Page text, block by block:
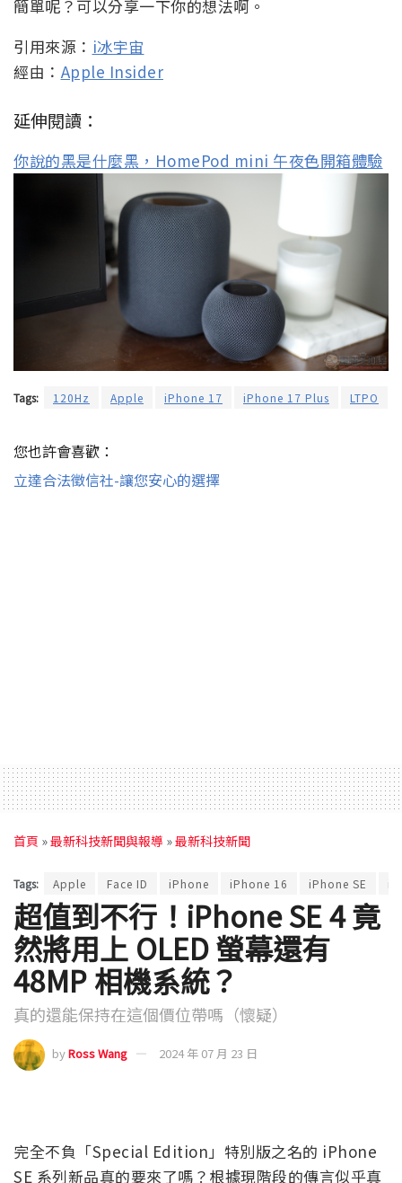
簡單呢？可以分享一下你的想法啊。
引用來源： i冰宇宙
經由： Apple Insider
延伸閱讀：
你說的黑是什麼黑，HomePod mini 午夜色開箱體驗
Tags: 120Hz Apple iPhone 17 iPhone 17 Plus LTPO
您也許會喜歡：
立達合法徵信社-讓您安心的選擇
首頁 »最新科技新聞與報導 »最新科技新聞
Tags: Apple Face ID iPhone iPhone 16 iPhone SE
超值到不行！iPhone SE 4 竟
然將用上 OLED 螢幕還有
48MP 相機系統？
真的還能保持在這個價位帶嗎（懷疑）
byRoss Wang 2024 年 07 月 23 日
完全不負「Special Edition」特別版之名的 iPhone
SE 系列新品真的要來了嗎？根據現階段的傳言似乎真